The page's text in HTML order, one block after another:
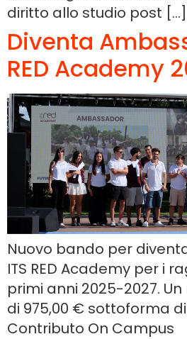
diritto allo studio post […]
Diventa
RED Academy
Nuovo bando per
ITS RED Academy per i
primi anni 2025-2027.
di 975,00 € sottoforma
Contributo On Campus